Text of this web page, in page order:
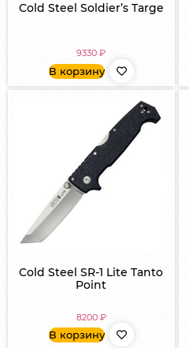
Cold Steel Soldier’s Targe
9330₽
В корзину
Cold Steel SR-1 Lite Tanto
Point
8200 ₽
В корзину